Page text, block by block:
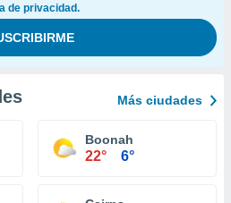
de privacidad.
Más ciudades
Boonah
22° 6°